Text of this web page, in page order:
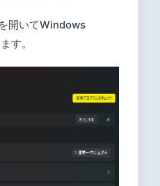
開いてWindows
す。